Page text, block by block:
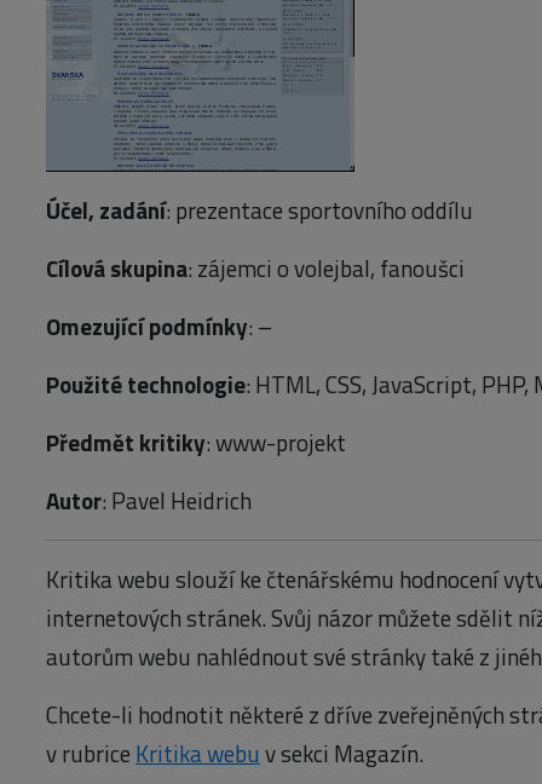
Účel, zadání: prezentace sportovního oddílu
Cílová skupina: zájemci o volejbal, fanoušci
Omezující podmínky: –
Použité technologie: HTML, CSS, JavaScript, PHP,
Předmět kritiky: www-projekt
Autor: Pavel Heidrich
Kritika webu slouží ke čtenářskému hodnocení
internetových stránek. Svůj názor můžete sdělit
autorům webu nahlédnout své stránky také z
Chcete-li hodnotit některé z dříve zveřejněných
v rubrice Kritika webu v sekci Magazín.